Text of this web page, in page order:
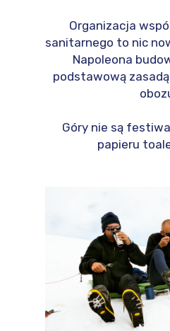
Organizacja
sanitarnego to nic
Napoleona
podstawową
Góry nie są
papieru